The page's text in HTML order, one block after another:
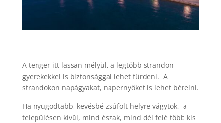
A tenger itt lassan mélyül, a legtöbb strandon
gyerekekkel is biztonsággal lehet fürdeni. A
strandokon napágyakat, napernyőket is lehet bérelni.
Ha nyugodtabb, kevésbé zsúfolt helyre vágytok, a
településen kívül, mind észak, mind dél felé több kis